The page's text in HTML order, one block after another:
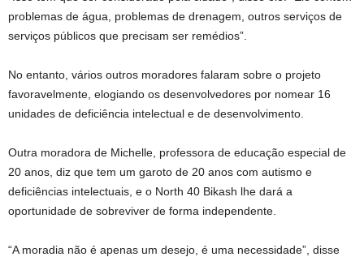
problemas de água, problemas de drenagem, outros serviços de
serviços públicos que precisam ser remédios”.
No entanto, vários outros moradores falaram sobre o projeto
favoravelmente, elogiando os desenvolvedores por nomear 16
unidades de deficiência intelectual e de desenvolvimento.
Outra moradora de Michelle, professora de educação especial de
20 anos, diz que tem um garoto de 20 anos com autismo e
deficiências intelectuais, e o North 40 Bikash lhe dará a
oportunidade de sobreviver de forma independente.
“A moradia não é apenas um desejo, é uma necessidade”, disse